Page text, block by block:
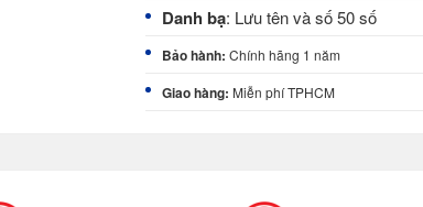
Danh bạ: Lưu tên và số 50 số
Bảo hành: Chính hãng 1 năm
Giao hàng: Miễn phí TPHCM